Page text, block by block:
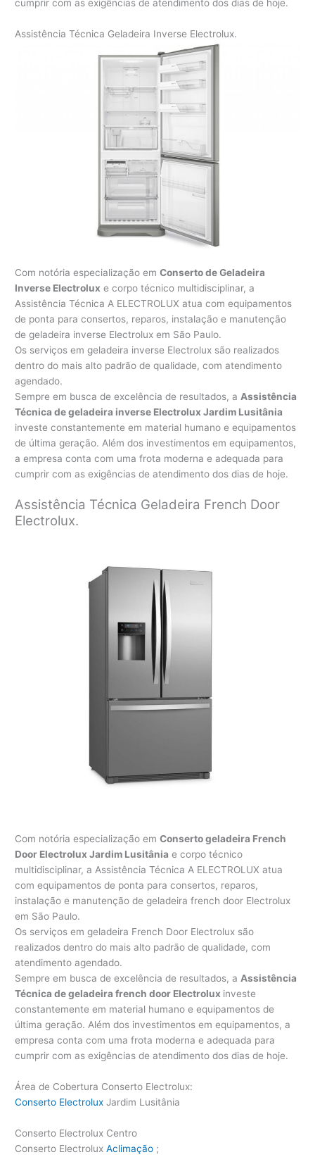
cumprir com as exigências de atendimento dos dias de hoje.
Assistência Técnica Geladeira Inverse Electrolux.
Com notória especialização emConserto de Geladeira
Inverse Electrolux e corpo técnico multidisciplinar, a
Assistência Técnica A ELECTROLUX atua com equipamentos
de ponta para consertos, reparos, instalação e manutenção
de geladeira inverse Electrolux em São Paulo.
Os serviços em geladeira inverse Electrolux são realizados
dentro do mais alto padrão de qualidade, com atendimento
agendado.
Sempre em busca de excelência de resultados, aAssistência
Técnica de geladeira inverse Electrolux Jardim Lusitânia
investe constantemente em material humano e equipamentos
de última geração. Além dos investimentos em equipamentos,
a empresa conta com uma frota moderna e adequada para
cumprir com as exigências de atendimento dos dias de hoje.
Assistência Técnica Geladeira French Door
Electrolux.
Com notória especialização emConserto geladeira French
Door Electrolux Jardim Lusitânia e corpo técnico
multidisciplinar, a Assistência Técnica A ELECTROLUX atua
com equipamentos de ponta para consertos, reparos,
instalação e manutenção de geladeira french door Electrolux
em São Paulo.
Os serviços em geladeira French Door Electrolux são
realizados dentro do mais alto padrão de qualidade, com
atendimento agendado.
Sempre em busca de excelência de resultados, a Assistência
Técnica de geladeira french door Electrolux investe
constantemente em material humano e equipamentos de
última geração. Além dos investimentos em equipamentos, a
empresa conta com uma frota moderna e adequada para
cumprir com as exigências de atendimento dos dias de hoje.
Área de Cobertura Conserto Electrolux:
Conserto ElectroluxJardim Lusitânia
Conserto Electrolux Centro
Conserto ElectroluxAclimação ;